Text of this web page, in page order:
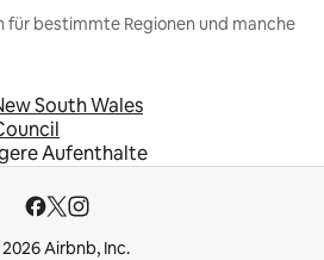
für bestimmte Regionen und manche
South Wales
Aufenthalte
Airbnb, Inc.